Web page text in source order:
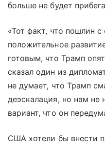
больше не будет
«Тот факт, что пошлин с
положительное
готовым, что Трамп
сказал один из
не думает, что Трамп
деэскалация, но нам не
вариант, что он
США хотели бы внести